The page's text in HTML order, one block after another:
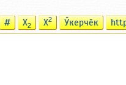
# X2 X2 Ӳкерчӗк